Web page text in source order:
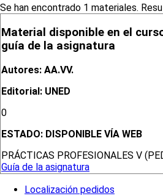
Se han encontrado 1 materiales.
Material disponible en el
guía de la asignatura
Autores: AA.VV.
Editorial: UNED
0
ESTADO: DISPONIBLE VÍA WEB
PRÁCTICAS PROFESIONALES V
Guía de la asignatura
Localización pedidos